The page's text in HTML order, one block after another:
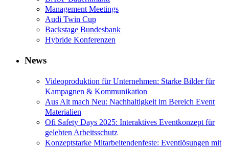
Management Meetings
Audi Twin Cup
Backstage Bundesbank
Hybride Konferenzen
News
Videoproduktion für Unternehmen: Starke Bilder für
Kampagnen & Kommunikation
Aus Alt mach Neu: Nachhaltigkeit im Bereich Event
Materialien
Ofi Safety Days 2025: Interaktives Eventkonzept für
gelebten Arbeitsschutz
Konzeptstarke Mitarbeitendenfeste: Eventlösungen mit